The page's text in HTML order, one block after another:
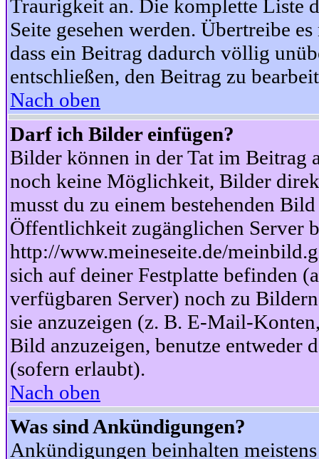
Traurigkeit an. Die komplette Liste
Seite gesehen werden. Übertreibe
dass ein Beitrag dadurch völlig
entschließen, den Beitrag zu
Nach oben
Darf ich Bilder einfügen?
Bilder können in der Tat im Beitrag
noch keine Möglichkeit, Bilder
musst du zu einem bestehenden
Öffentlichkeit zugänglichen Server
http://www.meineseite.de/
sich auf deiner Festplatte befinden
verfügbaren Server) noch zu
sie anzuzeigen (z. B. E-Mail-
Bild anzuzeigen, benutze
(sofern erlaubt).
Nach oben
Was sind Ankündigungen?
Ankündigungen beinhalten